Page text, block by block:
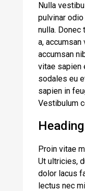
Nulla
pulvinar
nulla. Donec
a, accumsan
accumsan
vitae sapien
sodales eu
sapien in
Vestibulum
Proin vitae
Ut ultricies,
dolor lacus
lectus nec